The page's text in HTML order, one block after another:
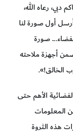
رعاه الله،
أول صورة لنا
صورة
ضمن أجهزة ملاحته
الخالق!».
الأهم حتى
المعلومات
هذه الثروة